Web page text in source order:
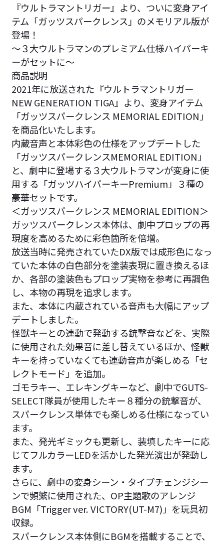
『ウルトラマントリガー』より、ついに変身アイ
テム「ガッツスパークレンス」のメモリアル版が
登場！
～３大ウルトラマンのプレミアム仕様ハイパーキ
ーがセットに～
商品説明
2021年に放送された『ウルトラマントリガー
NEW GENERATION TIGA』より、変身アイテム
「ガッツスパークレンス MEMORIAL EDITION」
を商品化いたします。
内蔵音声と本体彩色の仕様をアップデートした
「ガッツスパークレンスMEMORIAL EDITION」
と、劇中に登場する３大ウルトラマンが変身に使
用する「ガッツハイパーキーPremium」３種の
豪華セットです。
＜ガッツスパークレンス MEMORIAL EDITION＞
ガッツスパークレンス本体は、劇中プロップの再
現度を高めるために彩色箇所を倍増。
放送当時に発売されていたDX版では成形色になっ
ていた本体の白色部分を塗装表現に置き換えるほ
か、各部の塗装色もプロップ実物を参考に再調色
し、本物の再現を追求します。
また、本体に内蔵されている音声も大幅にアップ
デートしました。
怪獣キーとの連動で発動する銃撃音などを、実際
に使用された効果音に差し替えているほか、怪獣
キーを持っていなくても連動音声が楽しめる「セ
レクトモード」を追加。
ゴモラキー、エレキングキーなど、劇中でGUTS-
SELECT隊員が使用したキー８種分の銃撃音が、
スパークレンス単体でも楽しめる仕様になってい
ます。
また、発光ギミックも更新し、装填したキーに応
じてフルカラーLEDを活かした発光演出が発動し
ます。
さらに、劇中の変身シーン・タイプチェンジシー
ンで頻繁に使用された、OP主題歌のアレンジ
BGM「Trigger ver. VICTORY(UT-M7)」を玩具初
収録。
スパークレンス本体側にBGMを搭載することで、